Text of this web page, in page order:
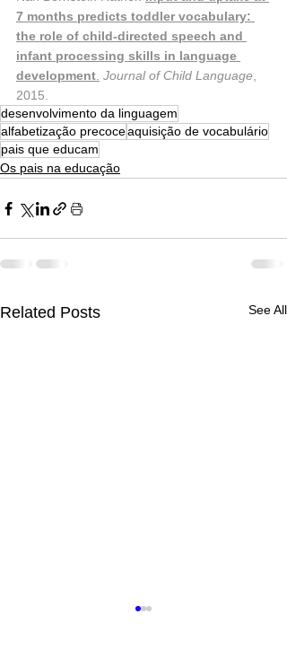
7 months predicts toddler vocabulary:
the role of child-directed speech and
infant processing skills in language
development. Journal of Child Language,
2015.
desenvolvimento da linguagem
alfabetização precoceaquisição de vocabulário
pais que educam
Os pais na educação
Related Posts See All